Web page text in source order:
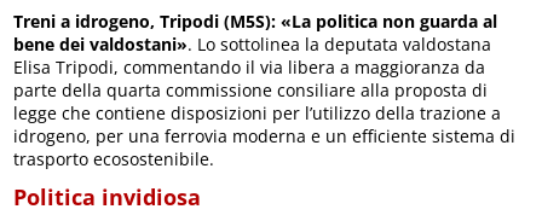
Treni a idrogeno, Tripodi (M5S): «La politica non guarda al
bene dei valdostani». Lo sottolinea la deputata valdostana
Elisa Tripodi, commentando il via libera a maggioranza da
parte della quarta commissione consiliare alla proposta di
legge che contiene disposizioni per l’utilizzo della trazione a
idrogeno, per una ferrovia moderna e un efficiente sistema di
trasporto ecosostenibile.
Politica invidiosa